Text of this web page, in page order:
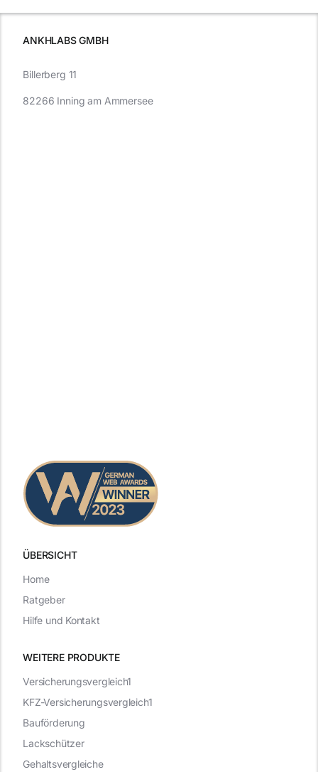
müssen
ANKHLABS GMBH
ÜBERSICHT
WEITERE PRODUKTE
Billerberg 11
82266 Inning am Ammersee
Versicherungsvergleich1
KFZ-Versicherungsvergleich1
Bauförderung
Lackschützer
Gehaltsvergleiche
Home
Ratgeber
Hilfe und Kontakt